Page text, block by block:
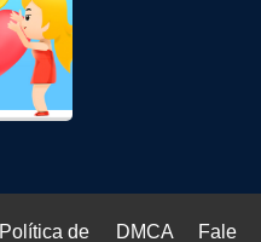
Política de DMCA Fale